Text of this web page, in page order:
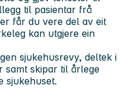
til pasientar frå
får du vere del av eit
kan utgjere ein
sjukehusrevy, deltek i
samt skipar til årlege
sjukehuset.